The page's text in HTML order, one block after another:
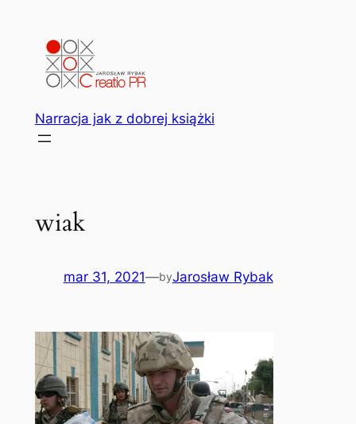
Narracja jak z dobrej książki
wiak
mar 31, 2021—byJarosław Rybak